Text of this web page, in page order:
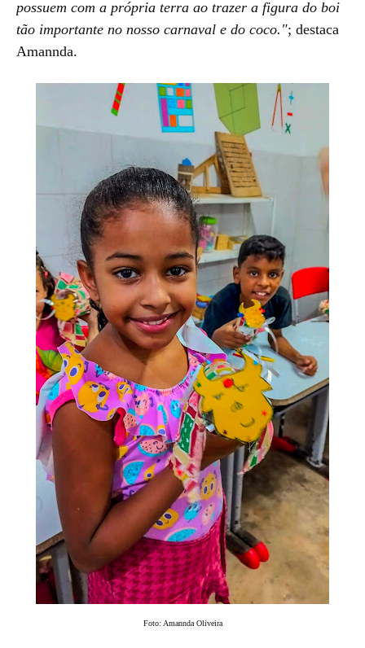
possuem com a própria terra ao trazer a figura do boi
tão importante no nosso carnaval e do coco."; destaca
Amannda.
Foto: Amannda Oliveira